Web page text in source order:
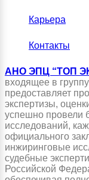
Карьера
Контакты
АНО ЭПЦ “ТОП
входящее в
предоставляет
экспертизы,
успешно провели
исследований,
официального
инжиринговые
судебные
Российской